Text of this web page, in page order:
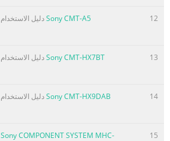
12
Sony CMT-A5دليل الاستخدام
13
Sony CMT-HX7BTدليل الاستخدام
14
Sony CMT-HX9DABدليل الاستخدام
15
Sony COMPONENT SYSTEM MHC-